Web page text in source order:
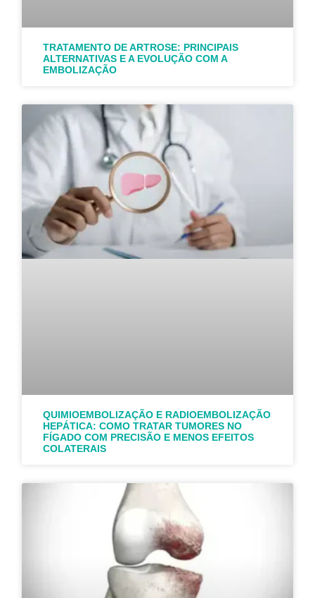
TRATAMENTO DE ARTROSE: PRINCIPAIS
ALTERNATIVAS E A EVOLUÇÃO COM A
EMBOLIZAÇÃO
QUIMIOEMBOLIZAÇÃO E RADIOEMBOLIZAÇÃO
HEPÁTICA: COMO TRATAR TUMORES NO
FÍGADO COM PRECISÃO E MENOS EFEITOS
COLATERAIS